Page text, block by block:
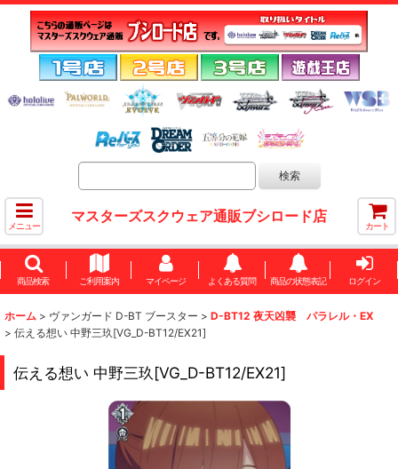
メニュー
マスターズスクウェア通販ブシロード店
カート
商品検索 ご利用案内 マイページ よくある質問 商品の状態表記 ログイン
ホーム > ヴァンガード D-BT ブースター > D-BT12 夜天凶襲 パラレル・EX
> 伝える想い 中野三玖[VG_D-BT12/EX21]
伝える想い 中野三玖[VG_D-BT12/EX21]